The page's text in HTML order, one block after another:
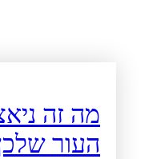
מה זה
העור שלכן